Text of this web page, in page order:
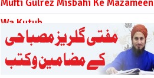
Mufti Gulrez Misbahi Ke Mazameen
Wa Kutub